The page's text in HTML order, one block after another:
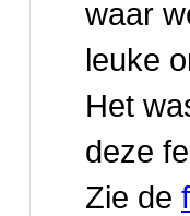
waar
leuke
Het
deze
Zie de